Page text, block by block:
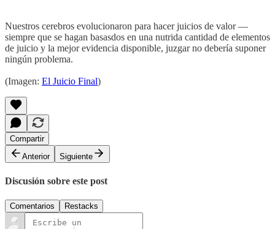
Nuestros cerebros evolucionaron para hacer juicios de valor —
siempre que se hagan basasdos en una nutrida cantidad de elementos
de juicio y la mejor evidencia disponible, juzgar no debería suponer
ningún problema.
(Imagen: El Juicio Final)
Compartir
Anterior
Siguiente
Discusión sobre este post
Comentarios Restacks